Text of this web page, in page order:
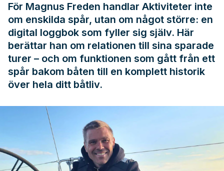
För Magnus Freden handlar Aktiviteter inte
om enskilda spår, utan om något större: en
digital loggbok som fyller sig själv. Här
berättar han om relationen till sina sparade
turer – och om funktionen som gått från ett
spår bakom båten till en komplett historik
över hela ditt båtliv.